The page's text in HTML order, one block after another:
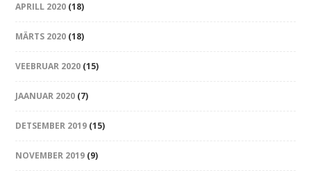
APRILL 2020 (18)
MÄRTS 2020 (18)
VEEBRUAR 2020 (15)
JAANUAR 2020 (7)
DETSEMBER 2019 (15)
NOVEMBER 2019 (9)